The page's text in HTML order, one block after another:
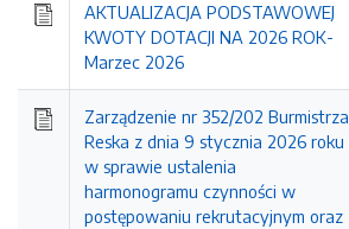
AKTUALIZACJA PODSTAWOWEJ
KWOTY DOTACJI NA 2026 ROK-
Marzec 2026
Zarządzenie nr 352/202 Burmistrza
Reska z dnia 9 stycznia 2026 roku
w sprawie ustalenia
harmonogramu czynności w
postępowaniu rekrutacyjnym oraz